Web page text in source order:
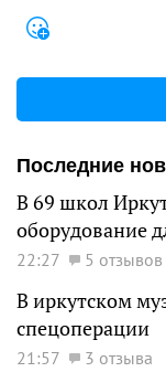
Последние
В 69 школ
оборудование
22:27 5 отзывов
В иркутском
спецоперации
21:57 3 отзыва